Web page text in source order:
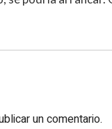
un comentario.